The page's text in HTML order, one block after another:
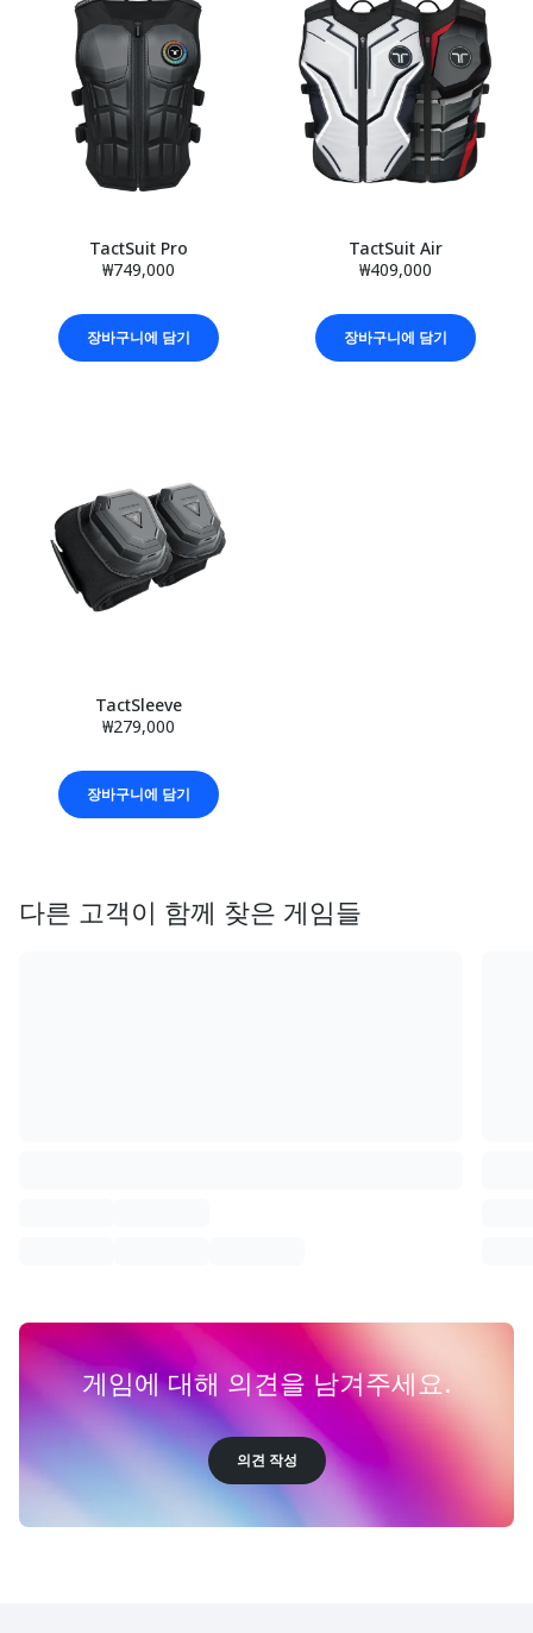
TactSuit Pro
₩749,000
장바구니에 담기
TactSuit Air
₩409,000
장바구니에 담기
TactSleeve
₩279,000
장바구니에 담기
다른 고객이 함께 찾은 게임들
게임에 대해 의견을 남겨주세요.
의견 작성